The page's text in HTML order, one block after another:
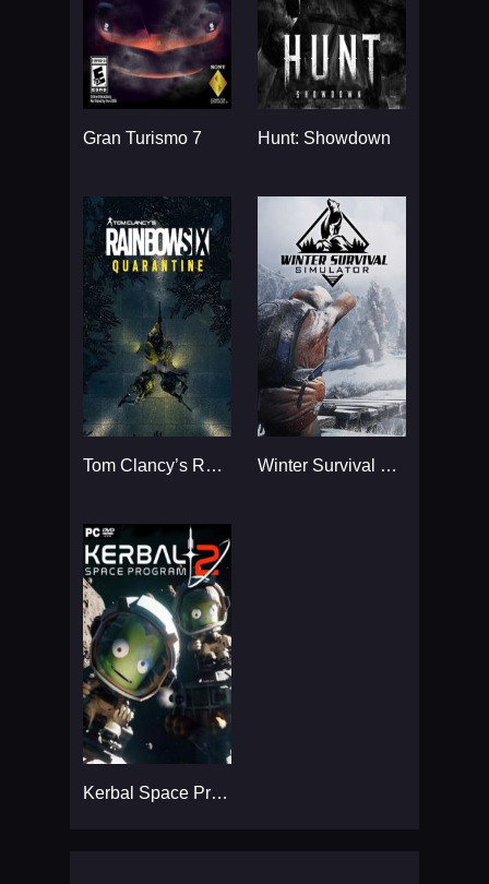
Gran Turismo 7 Hunt: Showdown
Tom Clancy’s Rainbow Six Winter Survival Simulator
Kerbal Space Program 2